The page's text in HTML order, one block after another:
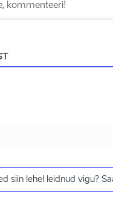
siin lehel leidnud vigu?